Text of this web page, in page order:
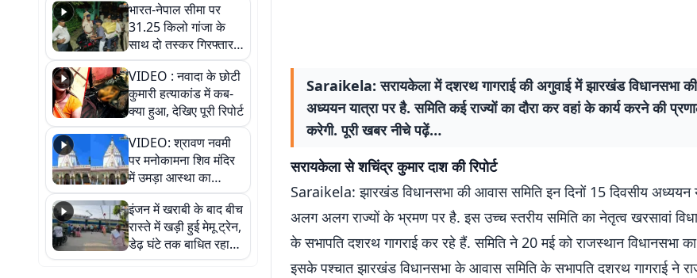
भारत-नेपाल सीमा पर
31.25 किलो गांजा के
साथ दो तस्कर गिरफ्तार,
नेपाली नंबर की बाइक
जब्त
VIDEO : नवादा के छोटी
कुमारी हत्याकांड में कब-
क्या हुआ, देखिए पूरी रिपोर्ट
VIDEO: श्रावण नवमी
पर मनोकामना शिव मंदिर
में उमड़ा आस्था का
सैलाब, हर-हर महादेव के
जयघोष से गूंजा परिसर
इंजन में खराबी के बाद बीच
रास्ते में खड़ी हुई मेमू ट्रेन,
डेढ़ घंटे तक बाधित रहा
आवागमन
Saraikela: सरायकेला में दशरथ गागराई की अगुवाई में झारखंड विधानसभा
अध्ययन यात्रा पर है. समिति कई राज्यों का दौरा कर वहां के कार्य करने की
करेगी. पूरी खबर नीचे पढ़ें…
सरायकेला से शचिंद्र कुमार दाश की रिपोर्ट
Saraikela: झारखंड विधानसभा की आवास समिति इन दिनों 15 दिवसीय अध्ययन
अलग अलग राज्यों के भ्रमण पर है. इस उच्च स्तरीय समिति का नेतृत्व खरसावां
के सभापति दशरथ गागराई कर रहे हैं. समिति ने 20 मई को राजस्थान विधानसभा
इसके पश्चात झारखंड विधानसभा के आवास समिति के सभापति दशरथ गागराई ने